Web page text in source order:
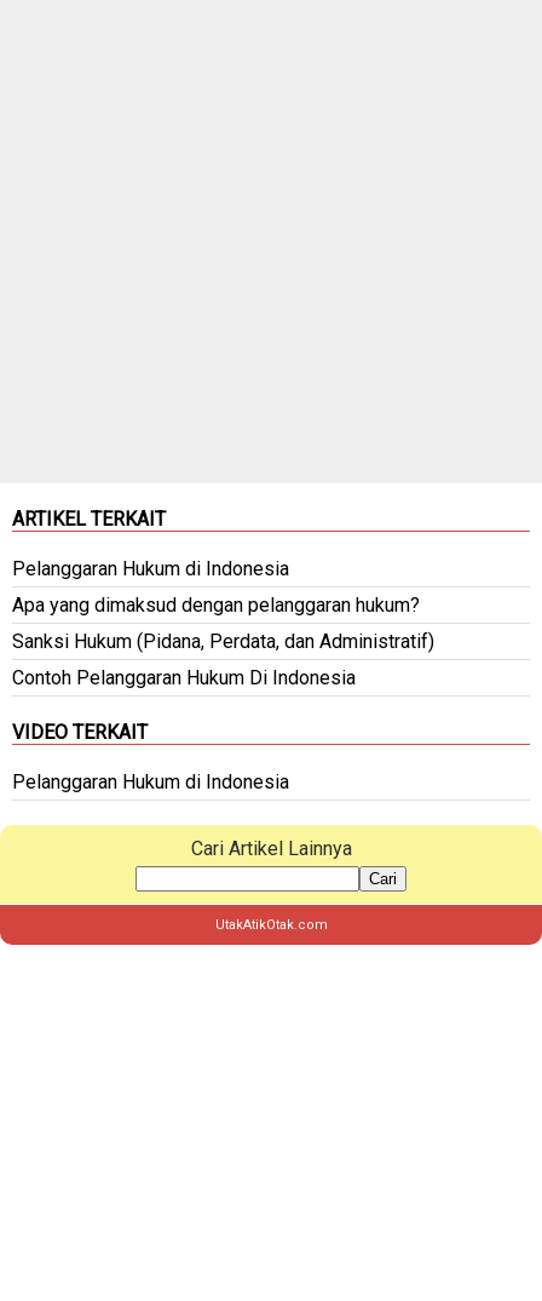
ARTIKEL TERKAIT
Pelanggaran Hukum di Indonesia
Apa yang dimaksud dengan pelanggaran hukum?
Sanksi Hukum (Pidana, Perdata, dan Administratif)
Contoh Pelanggaran Hukum Di Indonesia
VIDEO TERKAIT
Pelanggaran Hukum di Indonesia
Cari Artikel Lainnya
Cari
UtakAtikOtak.com